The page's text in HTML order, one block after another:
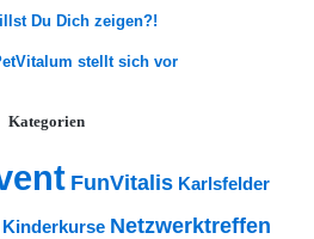
Du Dich zeigen?!
stellt sich vor
Kategorien
FunVitalis Karlsfelder
Kinderkurse Netzwerktreffen